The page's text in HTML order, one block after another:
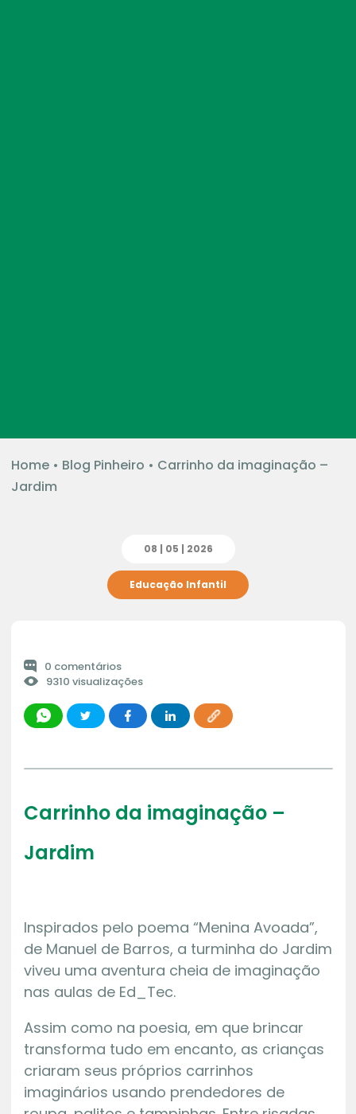
Home• Blog Pinheiro • Carrinho da imaginação –
Jardim
08 | 05 | 2026
Educação Infantil
0 comentários
9310 visualizações
Carrinho da imaginação –
Jardim
Inspirados pelo poema “Menina Avoada”,
de Manuel de Barros, a turminha do Jardim
viveu uma aventura cheia de imaginação
nas aulas de Ed_Tec.
Assim como na poesia, em que brincar
transforma tudo em encanto, as crianças
criaram seus próprios carrinhos
imaginários usando prendedores de